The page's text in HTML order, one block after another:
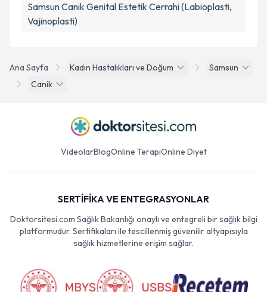
Ana Sayfa Kadın Hastalıkları ve Doğum
Samsun
Canik
Samsun Canik Genital Estetik Cerrahi (Labioplasti,
Vajinoplasti)
VideolarBlogOnline TerapiOnline Diyet
SERTİFİKA VE ENTEGRASYONLAR
Doktorsitesi.com Sağlık Bakanlığı onaylı ve entegreli bir sağlık bilgi
platformudur. Sertifikaları ile tescillenmiş güvenilir altyapısıyla
sağlık hizmetlerine erişim sağlar.